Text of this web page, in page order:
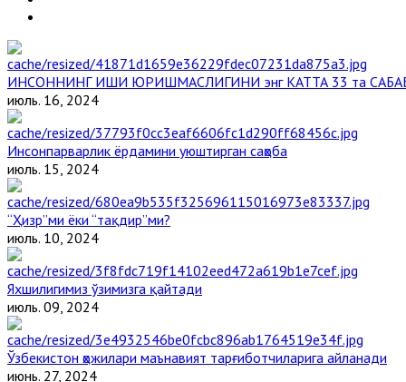
ИНСОННИНГ ИШИ ЮРИШМАСЛИГИНИ энг КАТТА 33 та
июль. 16, 2024
Инсонпарварлик ёрдамини уюштирган саҳоба
июль. 15, 2024
“Ҳизр”ми ёки “тақдир”ми?
июль. 10, 2024
Яхшилигимиз ўзимизга қайтади
июль. 09, 2024
Ўзбекистон ҳожилари маънавият тарғиботчиларига айланади
июнь. 27, 2024